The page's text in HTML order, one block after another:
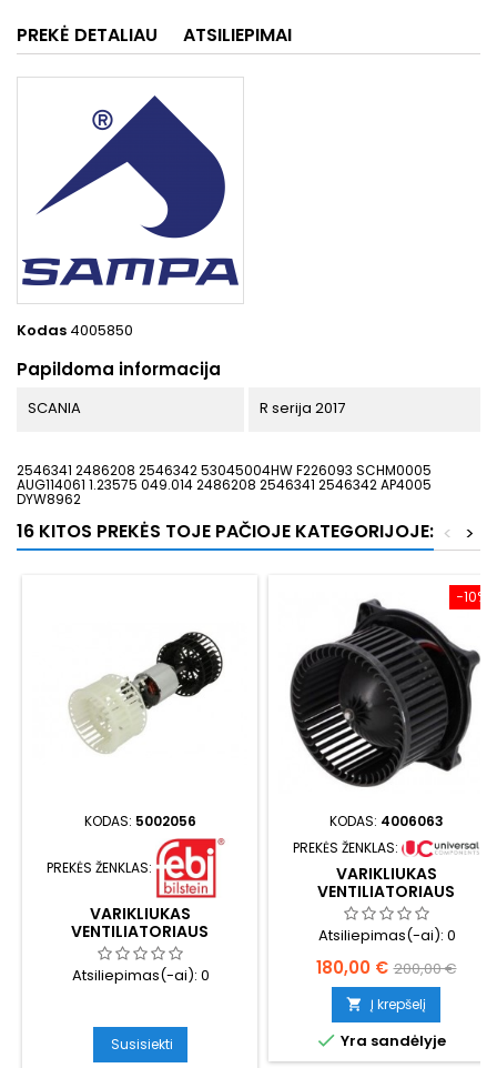
PREKĖ DETALIAU ATSILIEPIMAI
Kodas 4005850
Papildoma informacija
SCANIA R serija 2017
2546341 2486208 2546342 53045004HW F226093 SCHM0005
AUG114061 1.23575 049.014 2486208 2546341 2546342 AP4005
DYW8962
16 KITOS PREKĖS TOJE PAČIOJE KATEGORIJOJE: >
<
KODAS: 5002056
PREKĖS ŽENKLAS:
VARIKLIUKAS
VENTILIATORIAUS
APŠILDYMO
Atsiliepimas(-ai): 0
Susisiekti
−10%
KODAS: 4006063
PREKĖS ŽENKLAS:
VARIKLIUKAS
VENTILIATORIAUS
APŠILDYMO
Atsiliepimas(-ai): 0
Kaina
180,00 € Bazinė
kaina
200,00 €
 Į krepšelį
 Yra sandėlyje